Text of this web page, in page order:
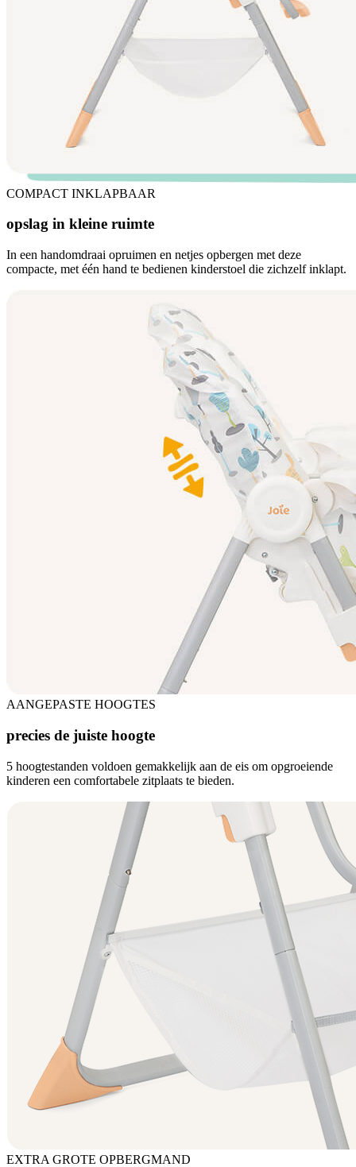
COMPACT INKLAPBAAR
opslag in kleine ruimte
In een handomdraai opruimen en netjes opbergen met deze
compacte, met één hand te bedienen kinderstoel die zichzelf inklapt.
AANGEPASTE HOOGTES
precies de juiste hoogte
5 hoogtestanden voldoen gemakkelijk aan de eis om opgroeiende
kinderen een comfortabele zitplaats te bieden.
EXTRA GROTE OPBERGMAND